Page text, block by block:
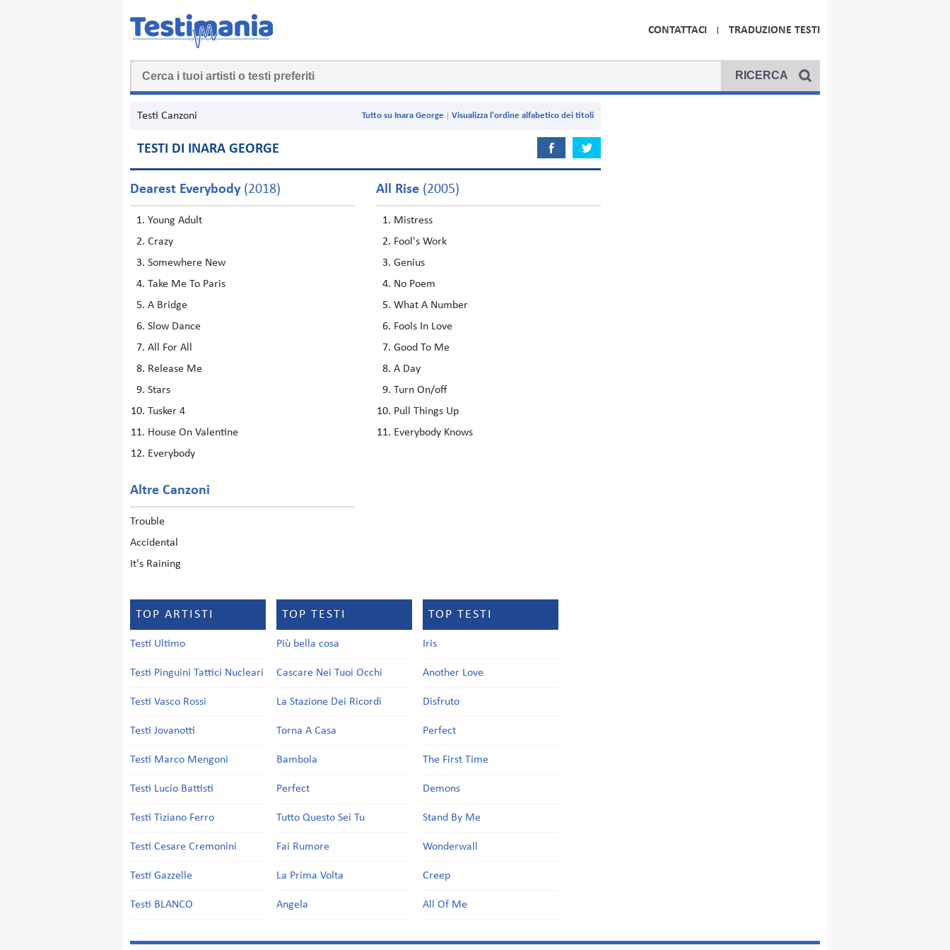
CONTATTACI TRADUZIONE TESTI
Testi Canzoni Visualizza l'ordine alfabetico dei titoli
Tutto su Inara George
TESTI DI INARA GEORGE
Dearest Everybody(2018)
Young Adult
Crazy
Somewhere New
Take Me To Paris
A Bridge
Slow Dance
All For All
Release Me
Stars
Tusker 4
House On Valentine
Everybody
All Rise (2005)
Mistress
Fool's Work
Genius
No Poem
What A Number
Fools In Love
Good To Me
A Day
Turn On/off
Pull Things Up
Everybody Knows
Altre Canzoni
Trouble
Accidental
It's Raining
TOP ARTISTI
Testi Ultimo
Testi Pinguini Tattici Nucleari
Testi Vasco Rossi
Testi Jovanotti
Testi Marco Mengoni
Testi Lucio Battisti
Testi Tiziano Ferro
Testi Cesare Cremonini
Testi Gazzelle
Testi BLANCO
TOP TESTI
Più bella cosa
Cascare Nei Tuoi Occhi
La Stazione Dei Ricordi
Torna A Casa
Bambola
Perfect
Tutto Questo Sei Tu
Fai Rumore
La Prima Volta
Angela
TOP TESTI
Iris
Another Love
Disfruto
Perfect
The First Time
Demons
Stand By Me
Wonderwall
Creep
All Of Me